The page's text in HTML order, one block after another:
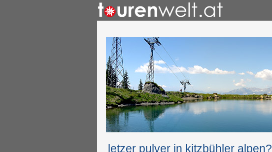
letzer pulver in kitzbühler alpen?